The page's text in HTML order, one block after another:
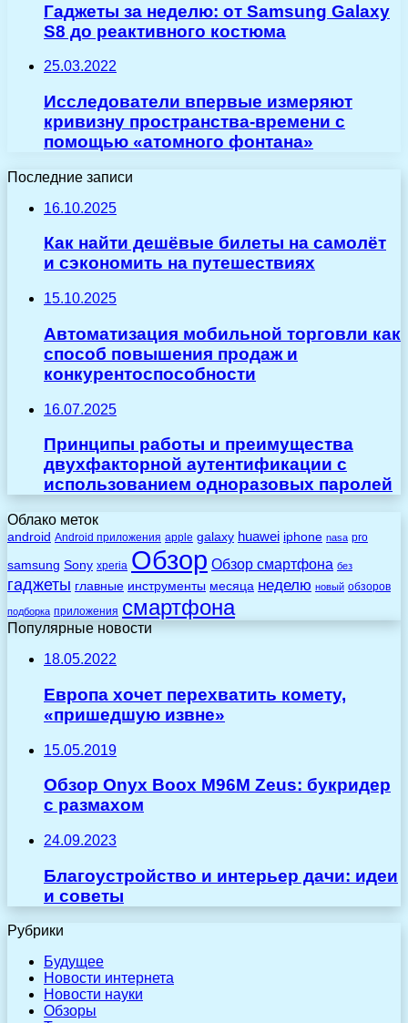
Гаджеты за неделю: от Samsung Galaxy
S8 до реактивного костюма
25.03.2022
Исследователи впервые измеряют
кривизну пространства-времени с
помощью «атомного фонтана»
Последние записи
16.10.2025
Как найти дешёвые билеты на самолёт
и сэкономить на путешествиях
15.10.2025
Автоматизация мобильной торговли как
способ повышения продаж и
конкурентоспособности
16.07.2025
Принципы работы и преимущества
двухфакторной аутентификации с
использованием одноразовых паролей
Облако меток
android Android приложения apple galaxy huawei iphone nasa pro
samsung Sony xperia Обзор Обзор смартфона без
гаджеты главные инструменты месяца неделю новый обзоров
подборка приложения смартфона
Популярные новости
18.05.2022
Европа хочет перехватить комету,
«пришедшую извне»
15.05.2019
Обзор Onyx Boox M96M Zeus: букридер
с размахом
24.09.2023
Благоустройство и интерьер дачи: идеи
и советы
Рубрики
Будущее
Новости интернета
Новости науки
Обзоры